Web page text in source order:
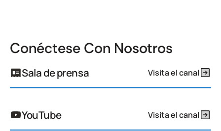
Conéctese Con Nosotros
Sala de prensa Visita el canal
YouTube Visita el canal